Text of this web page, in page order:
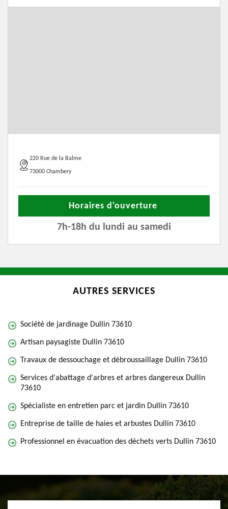
220 Rue de la Balme
73000 Chambery
Horaires d'ouverture
7h-18h du lundi au samedi
AUTRES SERVICES
Société de jardinage Dullin 73610
Artisan paysagiste Dullin 73610
Travaux de dessouchage et débroussaillage Dullin 73610
Services d'abattage d'arbres et arbres dangereux Dullin
73610
Spécialiste en entretien parc et jardin Dullin 73610
Entreprise de taille de haies et arbustes Dullin 73610
Professionnel en évacuation des déchets verts Dullin 73610